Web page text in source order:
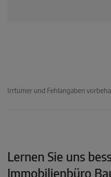
Irrtümer und Fehlangaben
Lernen Sie uns
Immobilienbüro